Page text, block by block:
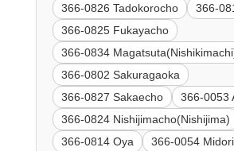
366-0826 Tadokorocho
366-
366-0825 Fukayacho
366-0834
366-0802 Sakuragaoka
366-0827 Sakaecho
366-0053
366-0824 Nishijimacho(Nishijima)
366-0814 Oya
366-0054